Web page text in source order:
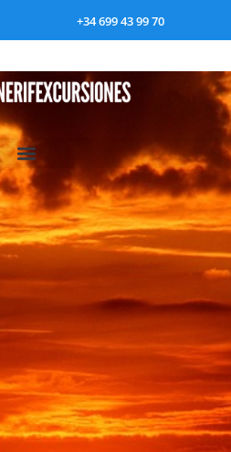
+34 699 43 99 70